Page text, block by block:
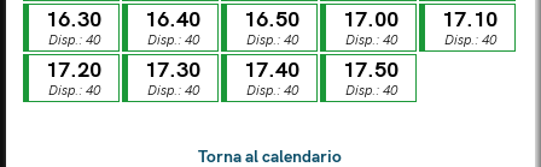
LUN
17
MAR
18
MER
19
GIO
20
VEN
21 22
DOM
23
26 27 28
16.30
Disp.: 40
16.40
Disp.: 40
16.50
Disp.: 40
17.00
Disp.: 40
17.10
Disp.: 40
17.20
Disp.: 40
17.30
Disp.: 40
17.40
Disp.: 40
17.50
Disp.: 40